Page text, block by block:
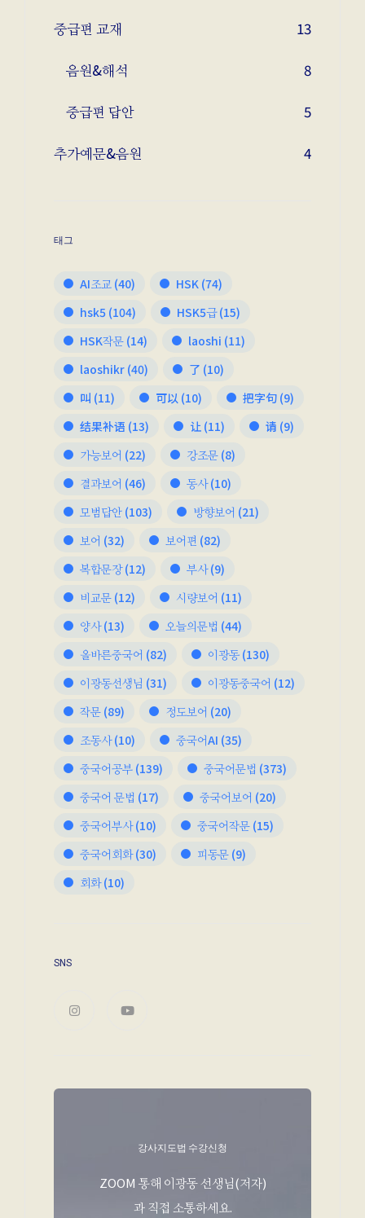
중급편 교재 13
음원&해석 8
중급편 답안 5
추가예문&음원 4
태그
AI조교 (40) HSK (74)
hsk5 (104) HSK5급(15)
HSK작문 (14) laoshi (11)
laoshikr (40) 了 (10)
叫 (11) 可以 (10) 把字句 (9)
结果补语 (13) 让 (11) 请 (9)
가능보어 (22) 강조문 (8)
결과보어 (46) 동사(10)
모범답안 (103) 방향보어 (21)
보어 (32) 보어편 (82)
복합문장(12) 부사(9)
비교문 (12) 시량보어 (11)
양사(13) 오늘의문법 (44)
올바른중국어 (82) 이광동 (130)
이광동선생님 (31) 이광동중국어 (12)
작문 (89) 정도보어 (20)
조동사(10) 중국어AI (35)
중국어공부 (139) 중국어문법 (373)
중국어 문법 (17) 중국어보어 (20)
중국어부사(10) 중국어작문 (15)
중국어회화(30) 피동문 (9)
회화(10)
SNS
강사지도법 수강신청
ZOOM 통해 이광동 선생님(저자)
과 직접 소통하세요.